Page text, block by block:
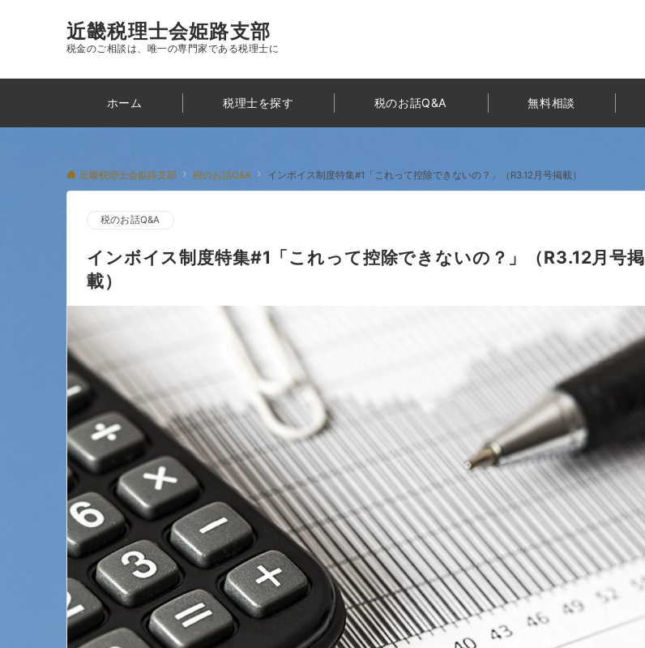
近畿税理士会姫路支部
税金のご相談は、唯一の専門家である税理士に
ホーム 税理士を探す 税のお話Q&A 無料相談
近畿税理士会姫路支部 税のお話Q&A インボイス制度特集#1「これって控除できないの？」（R3.12月号掲載）
税のお話Q&A
インボイス制度特集#1「これって控除できないの？」（R3.12月号掲
載）